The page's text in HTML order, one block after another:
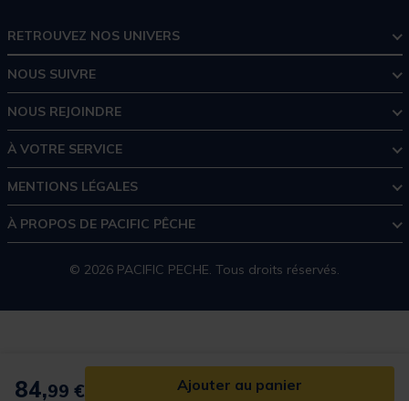
84,99 € Ajouter au panier
RETROUVEZ NOS UNIVERS
NOUS SUIVRE
NOUS REJOINDRE
À VOTRE SERVICE
MENTIONS LÉGALES
À PROPOS DE PACIFIC PÊCHE
© 2026 PACIFIC PECHE. Tous droits réservés.